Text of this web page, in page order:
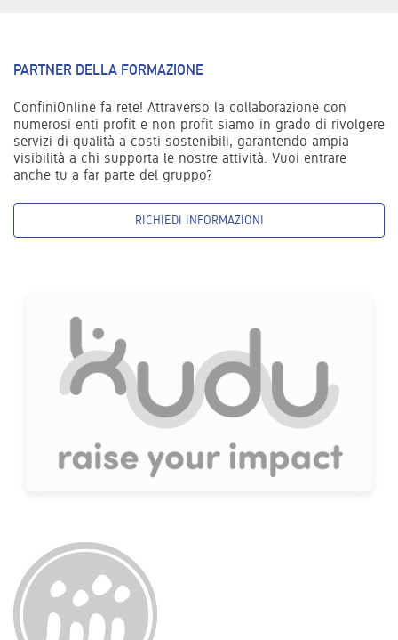
PARTNER DELLA FORMAZIONE
ConfiniOnline fa rete! Attraverso la collaborazione con
numerosi enti profit e non profit siamo in grado di rivolgere
servizi di qualità a costi sostenibili, garantendo ampia
visibilità a chi supporta le nostre attività. Vuoi entrare
anche tu a far parte del gruppo?
RICHIEDI INFORMAZIONI